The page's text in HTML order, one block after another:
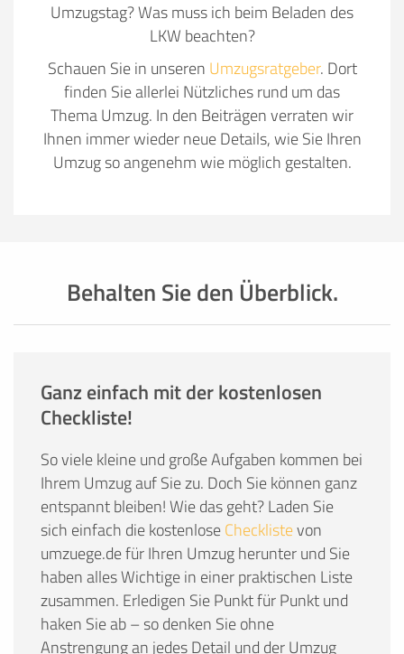
Umzugstag? Was muss ich beim Beladen des
LKW beachten?
Schauen Sie in unseren Umzugsratgeber. Dort
finden Sie allerlei Nützliches rund um das
Thema Umzug. In den Beiträgen verraten wir
Ihnen immer wieder neue Details, wie Sie Ihren
Umzug so angenehm wie möglich gestalten.
Behalten Sie den Überblick.
Ganz einfach mit der kostenlosen
Checkliste!
So viele kleine und große Aufgaben kommen bei
Ihrem Umzug auf Sie zu. Doch Sie können ganz
entspannt bleiben! Wie das geht? Laden Sie
sich einfach die kostenloseChecklistevon
umzuege.de für Ihren Umzug herunter und Sie
haben alles Wichtige in einer praktischen Liste
zusammen. Erledigen Sie Punkt für Punkt und
haken Sie ab – so denken Sie ohne
Anstrengung an jedes Detail und der Umzug